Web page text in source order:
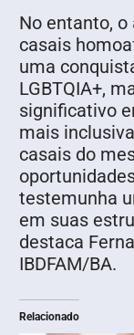
No entanto,
casais
uma
LGBTQIA+,
significativo
mais
casais do
testemunha
em suas
destaca
IBDFAM/BA.
Relacionado